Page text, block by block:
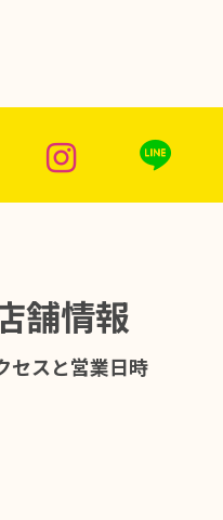
舗情報
セスと営業日時